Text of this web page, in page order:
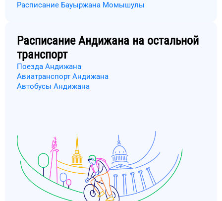
Расписание Бауыржана Момышулы
РасписаниеАндижана на остальной
транспорт
Поезда Андижана
Авиатранспорт Андижана
Автобусы Андижана